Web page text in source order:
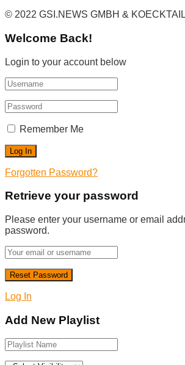
© 2022 GSI.NEWS GMBH &
Welcome Back!
Login to your account below
Remember Me
Forgotten Password?
Retrieve your password
Please enter your username or email
password.
Log In
Add New Playlist